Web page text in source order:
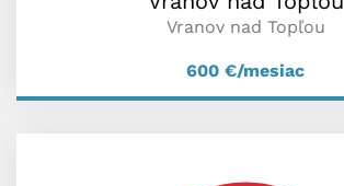
Vranov nad Topľou
600 €/mesiac